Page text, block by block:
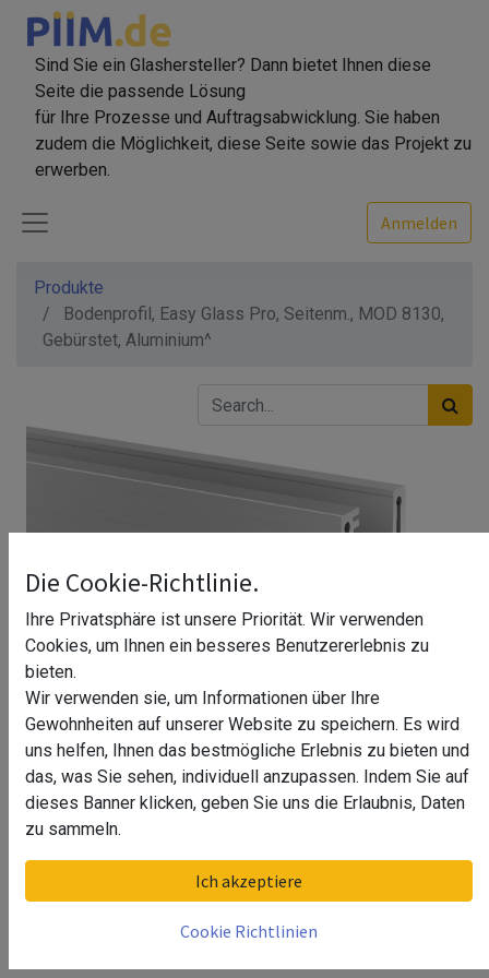
Sind Sie ein Glashersteller? Dann bietet Ihnen diese
Seite die passende Lösung
für Ihre Prozesse und Auftragsabwicklung. Sie haben
zudem die Möglichkeit, diese Seite sowie das Projekt zu
erwerben.
Anmelden
Produkte
Bodenprofil, Easy Glass Pro, Seitenm., MOD 8130,
Gebürstet, Aluminium^
Bodenprofil, Easy Glass Pro,
Seitenm., MOD 8130, Gebürstet,
Die Cookie-Richtlinie.
Ihre Privatsphäre ist unsere Priorität. Wir verwenden
Cookies, um Ihnen ein besseres Benutzererlebnis zu
bieten.
Wir verwenden sie, um Informationen über Ihre
Gewohnheiten auf unserer Website zu speichern. Es wird
uns helfen, Ihnen das bestmögliche Erlebnis zu bieten und
das, was Sie sehen, individuell anzupassen. Indem Sie auf
dieses Banner klicken, geben Sie uns die Erlaubnis, Daten
zu sammeln.
Ich akzeptiere
Cookie Richtlinien